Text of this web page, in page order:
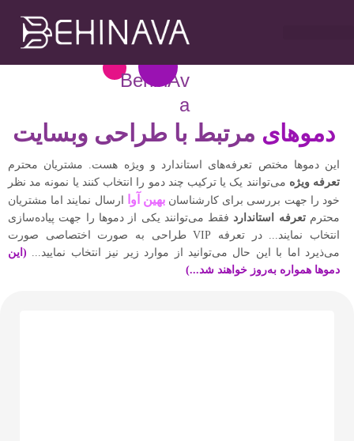
BehinAv
a
دموهای مرتبط با طراحی وبسایت
این دموها مختص تعرفه‌های استاندارد و ویژه هست. مشتریان محترم
تعرفه ویژه می‌توانند یک یا ترکیب چند دمو را انتخاب کنند یا نمونه مد نظر
خود را جهت بررسی برای کارشناسانبهین آوا
ارسال نمایند اما مشتریان
محترمتعرفه استاندارد فقط می‌توانند یکی از دموها را جهت پیاده‌سازی
انتخاب نمایند... در تعرفه VIP طراحی به صورت اختصاصی صورت
می‌ذیرد اما با این حال می‌توانید از موارد زیر نیز انتخاب نمایید... (این
دموها همواره به‌روز خواهند شد...)